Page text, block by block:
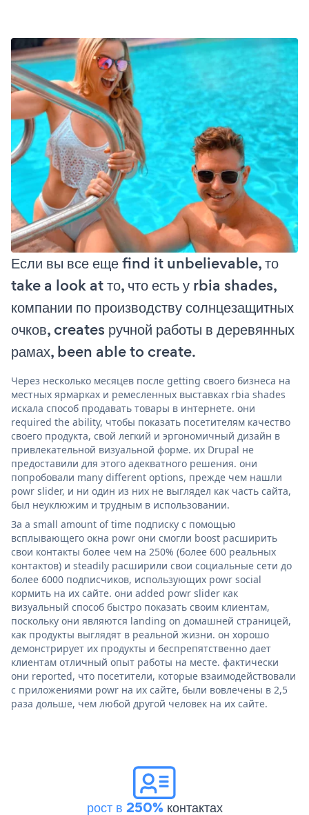
Если вы все еще find it unbelievable, то
take a look at то, что есть у rbia shades,
компании по производству солнцезащитных
очков, creates ручной работы в деревянных
рамах, been able to create.
Через несколько месяцев после getting своего бизнеса на
местных ярмарках и ремесленных выставках rbia shades
искала способ продавать товары в интернете. они
required the ability, чтобы показать посетителям качество
своего продукта, свой легкий и эргономичный дизайн в
привлекательной визуальной форме. их Drupal не
предоставили для этого адекватного решения. они
попробовали many different options, прежде чем нашли
powr slider, и ни один из них не выглядел как часть сайта,
был неуклюжим и трудным в использовании.
За a small amount of time подписку с помощью
всплывающего окна powr они смогли boost расширить
свои контакты более чем на 250% (более 600 реальных
контактов) и steadily расширили свои социальные сети до
более 6000 подписчиков, использующих powr social
кормить на их сайте. они added powr slider как
визуальный способ быстро показать своим клиентам,
поскольку они являются landing on домашней страницей,
как продукты выглядят в реальной жизни. он хорошо
демонстрирует их продукты и беспрепятственно дает
клиентам отличный опыт работы на месте. фактически
они reported, что посетители, которые взаимодействовали
с приложениями powr на их сайте, были вовлечены в 2,5
раза дольше, чем любой другой человек на их сайте.
рост в 250%контактах